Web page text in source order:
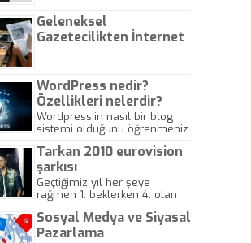
Geleneksel
Gazetecilikten İnternet
WordPress nedir?
Özellikleri nelerdir?
Wordpress'in nasıl bir blog
sistemi olduğunu öğrenmeniz
Tarkan 2010 eurovision
şarkısı
Geçtiğimiz yıl her şeye
rağmen 1. beklerken 4. olan
gösterisinin bu yarışmada
önemli olmadığını anlamıştır.
Sosyal Medya ve Siyasal
Pazarlama